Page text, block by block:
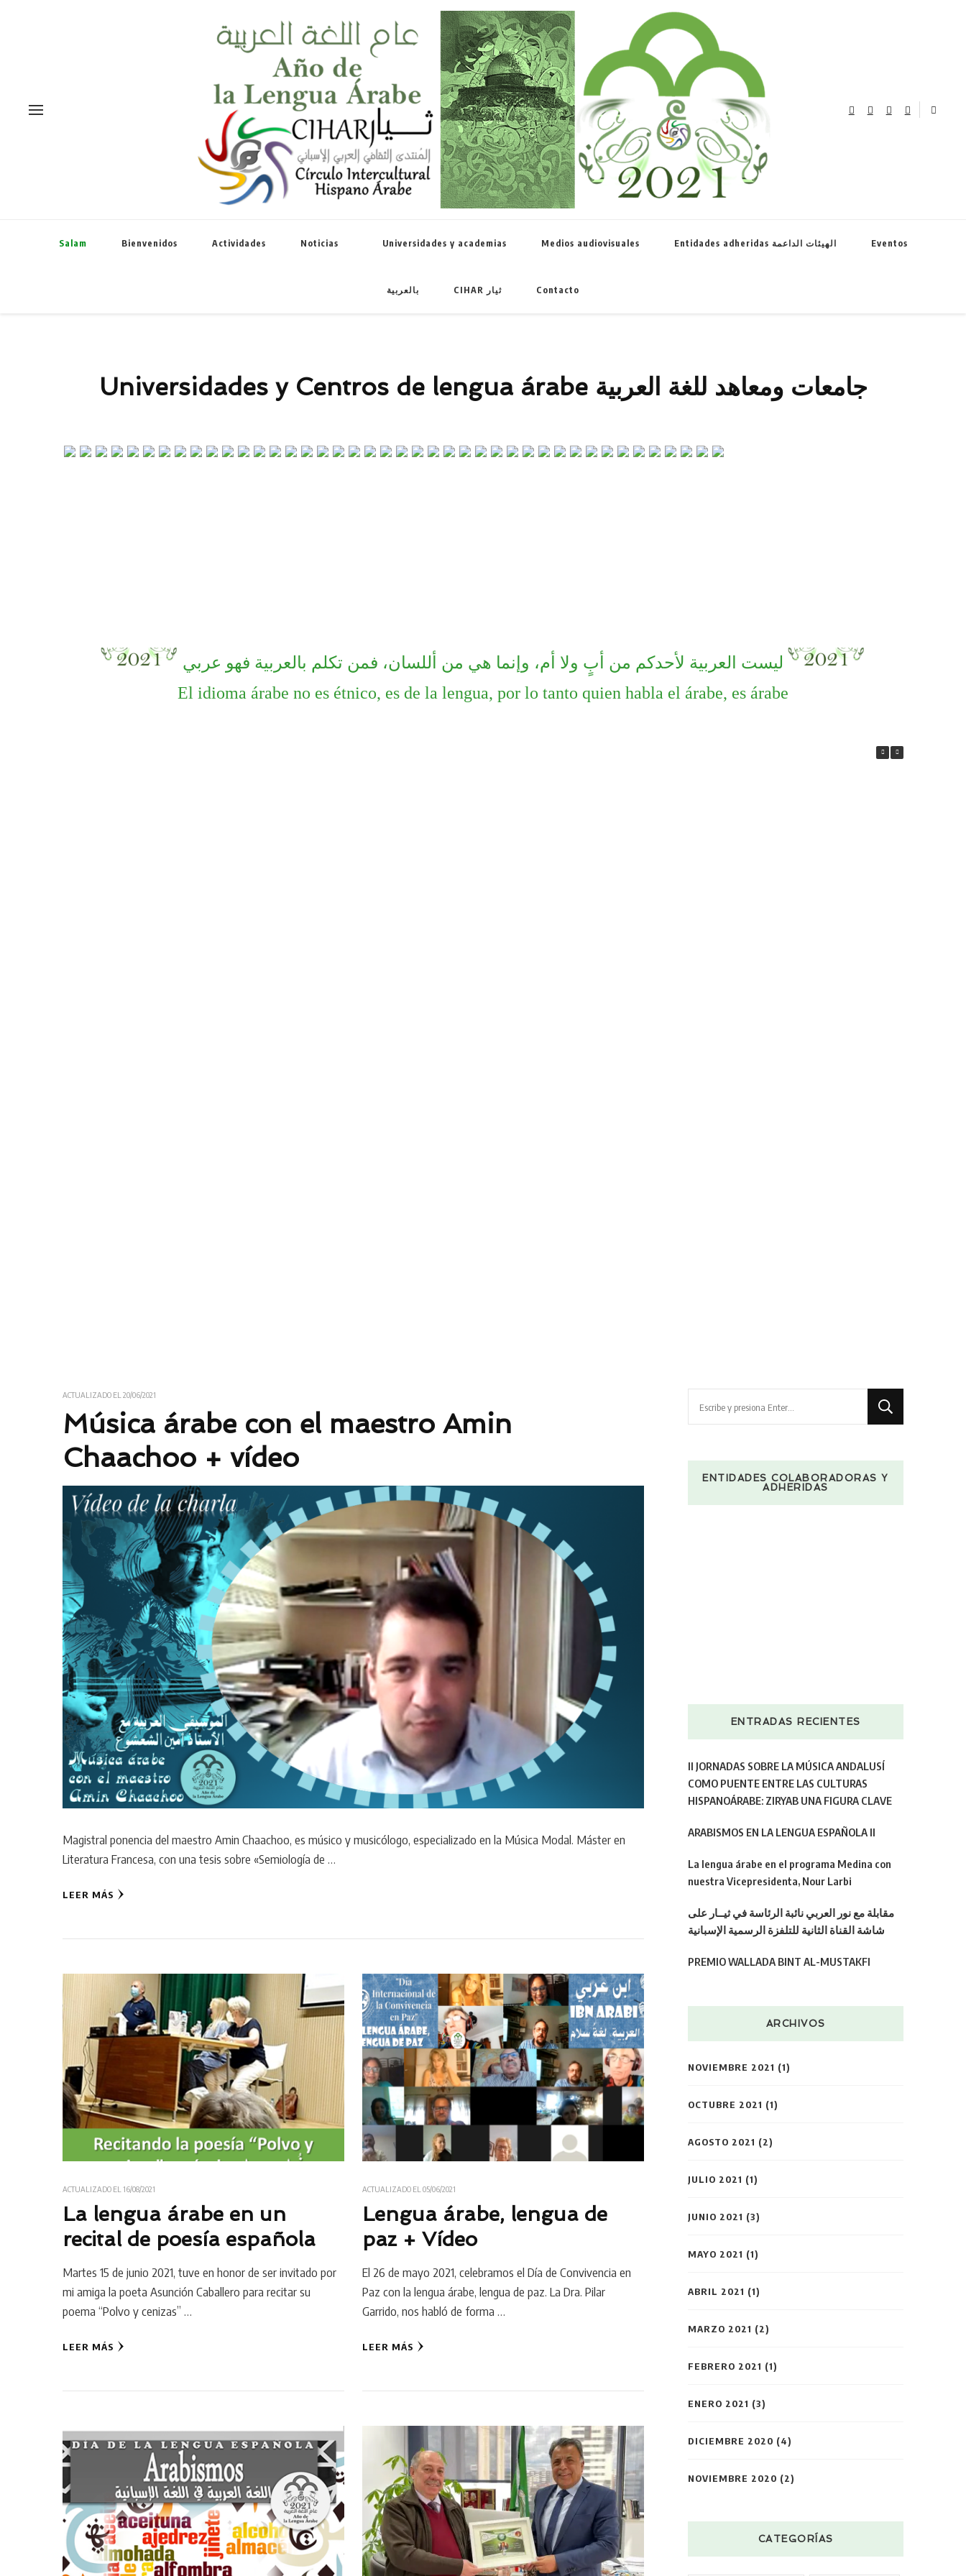
Salam Bienvenidos Actividades Noticias Universidades y academias Medios audiovisuales Entidades adheridas الهيئات الداعمة Eventos
بالعربية CIHAR ثيار Contacto
Universidades y Centros de lengua árabe جامعات ومعاهد للغة العربية
ليست العربية لأحدكم من أبٍ ولا أم، وإنما هي من أللسان، فمن تكلم بالعربية فهو عربي
El idioma árabe no es étnico, es de la lengua, por lo tanto quien habla el árabe, es árabe
ACTUALIZADO EL20/06/2021
Música árabe con el maestro Amin
Chaachoo + vídeo
Magistral ponencia del maestro Amin Chaachoo, es músico y musicólogo, especializado en la Música Modal. Máster en
Literatura Francesa, con una tesis sobre «Semiología de …
LEER MÁS
ACTUALIZADO EL16/08/2021
La lengua árabe en un
recital de poesía española
Martes 15 de junio 2021, tuve en honor de ser invitado por
mi amiga la poeta Asunción Caballero para recitar su
poema “Polvo y cenizas” …
LEER MÁS
ACTUALIZADO EL 05/06/2021
Lengua árabe, lengua de
paz + Vídeo
El 26 de mayo 2021, celebramos el Día de Convivencia en
Paz con la lengua árabe, lengua de paz. La Dra. Pilar
Garrido, nos habló de forma …
LEER MÁS
ENTIDADES COLABORADORAS Y
ADHERIDAS
ENTRADAS RECIENTES
II JORNADAS SOBRE LA MÚSICA ANDALUSÍ
COMO PUENTE ENTRE LAS CULTURAS
HISPANOÁRABE: ZIRYAB UNA FIGURA CLAVE
ARABISMOS EN LA LENGUA ESPAÑOLA II
La lengua árabe en el programa Medina con
nuestra Vicepresidenta, Nour Larbi
مقابلة مع نور العربي نائبة الرئاسة في ثيــار على
شاشة القناة الثانية للتلفزة الرسمية الإسبانية
PREMIO WALLADA BINT AL-MUSTAKFI
ARCHIVOS
NOVIEMBRE 2021 (1)
OCTUBRE 2021 (1)
AGOSTO 2021 (2)
JULIO 2021 (1)
JUNIO 2021 (3)
MAYO 2021 (1)
ABRIL 2021 (1)
MARZO 2021 (2)
FEBRERO 2021 (1)
ENERO 2021 (3)
DICIEMBRE 2020 (4)
NOVIEMBRE 2020 (2)
CATEGORÍAS